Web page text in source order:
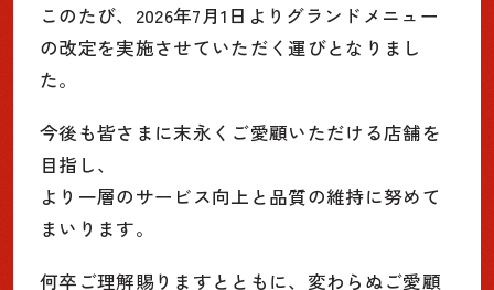
このたび、 2026年7月1日よりグランドメニュー
の改定を実施させていただく運びとなりまし
た。
今後も皆さまに末永くご愛顧いただける店舗を
目指し、
より一層のサービス向上と品質の維持に努めて
まいります。
何卒ご理解賜りますとともに、変わらぬご愛顧